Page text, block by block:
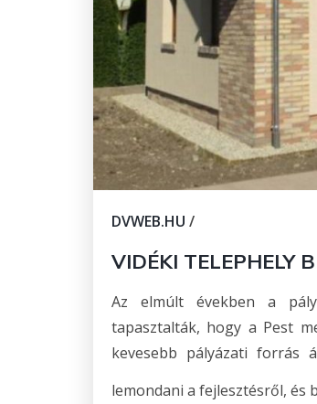
DVWEB.HU /
VIDÉKI TELEPHELY
Az elmúlt években a
tapasztalták, hogy a Pest
kevesebb pályázati forrás
lemondani a fejlesztésről, és